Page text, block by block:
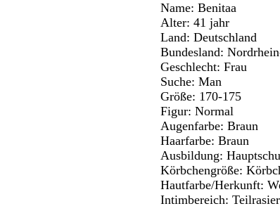
Name: Benitaa
Alter: 41 jahr
Land: Deutschland
Bundesland:
Geschlecht: Frau
Suche: Man
Größe: 170-175
Figur: Normal
Augenfarbe: Braun
Haarfarbe: Braun
Ausbildung:
Körbchengröße:
Hautfarbe/Herkunft:
Intimbereich: